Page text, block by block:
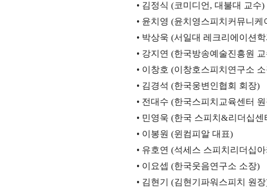
• 김정식 (코미디언, 대불대 교수)
• 윤치영 (윤치영스피치커뮤니케
• 박상욱 (서일대 레크리에이션
• 강지연 (한국방송예술진흥원
• 이창호 (이창호스피치연구소
• 김경석 (한국웅변인협회 회장)
• 전대수 (한국스피치교육센터
• 민영욱 (한국 스피치 &리더십센
• 이봉원 (윈컴피알 대표)
• 유호연 (석세스 스피치리더십
• 이요셉 (한국웃음연구소 소장)
• 김현기 (김현기파워스피치 원장